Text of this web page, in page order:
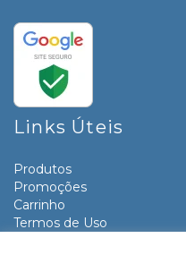
Links Úteis
Produtos
Promoções
Carrinho
Termos de Uso